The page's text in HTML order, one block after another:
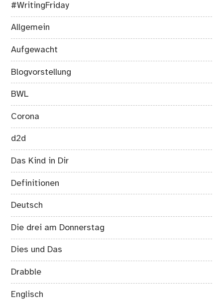
#WritingFriday
Allgemein
Aufgewacht
Blogvorstellung
BWL
Corona
d2d
Das Kind in Dir
Definitionen
Deutsch
Die drei am Donnerstag
Dies und Das
Drabble
Englisch